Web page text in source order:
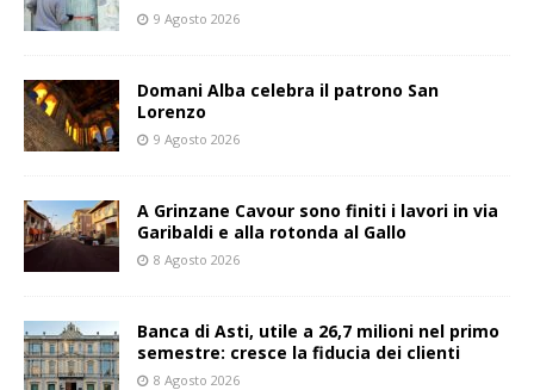
9 Agosto 2026
Domani Alba celebra il patrono San
Lorenzo
9 Agosto 2026
A Grinzane Cavour sono finiti i lavori in via
Garibaldi e alla rotonda al Gallo
8 Agosto 2026
Banca di Asti, utile a 26,7 milioni nel primo
semestre: cresce la fiducia dei clienti
8 Agosto 2026